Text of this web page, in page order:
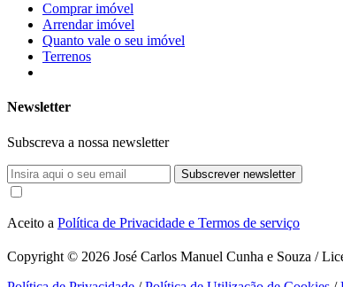
Comprar imóvel
Arrendar imóvel
Quanto vale o seu imóvel
Terrenos
Newsletter
Subscreva a nossa newsletter
Subscrever newsletter
Aceito a Política de Privacidade e Termos de serviço
Copyright © 2026 José Carlos Manuel Cunha e Souza /